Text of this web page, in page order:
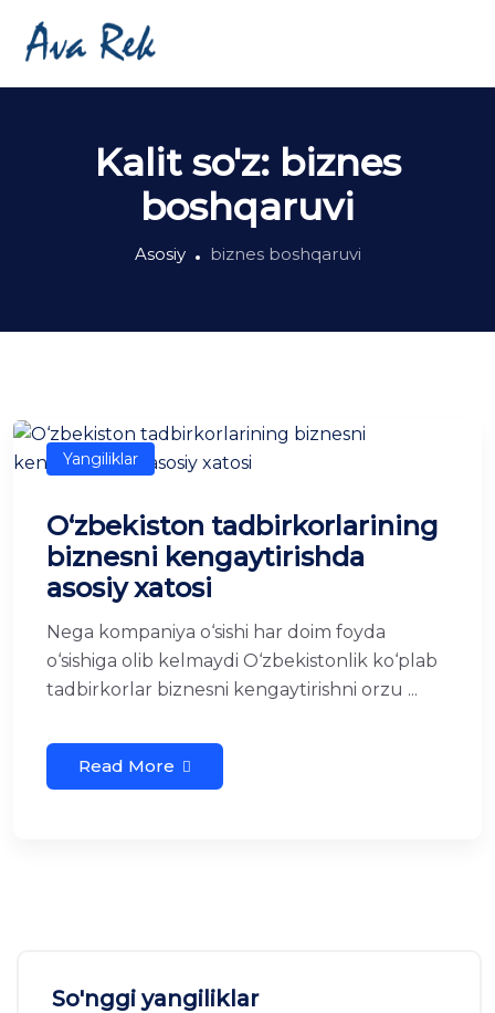
Kalit so'z: biznes
boshqaruvi
Asosiy biznes boshqaruvi
Yangiliklar
O‘zbekiston tadbirkorlarining
biznesni kengaytirishda
asosiy xatosi
Nega kompaniya o‘sishi har doim foyda
o‘sishiga olib kelmaydi O‘zbekistonlik ko‘plab
tadbirkorlar biznesni kengaytirishni orzu ...
Read More
So'nggi yangiliklar